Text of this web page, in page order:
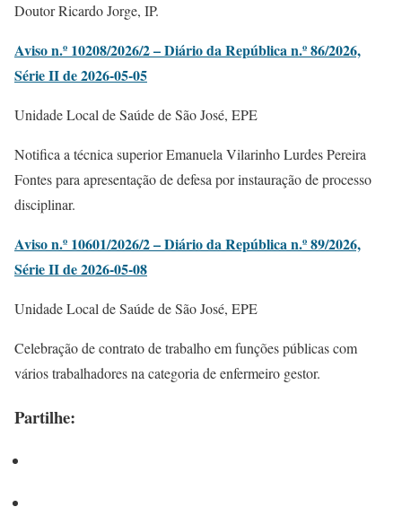
Doutor Ricardo Jorge, IP.
Aviso n.º 10208/2026/2 – Diário da República n.º 86/2026,
Série II de 2026-05-05
Unidade Local de Saúde de São José, EPE
Notifica a técnica superior Emanuela Vilarinho Lurdes Pereira
Fontes para apresentação de defesa por instauração de processo
disciplinar.
Aviso n.º 10601/2026/2 – Diário da República n.º 89/2026,
Série II de 2026-05-08
Unidade Local de Saúde de São José, EPE
Celebração de contrato de trabalho em funções públicas com
vários trabalhadores na categoria de enfermeiro gestor.
Partilhe: